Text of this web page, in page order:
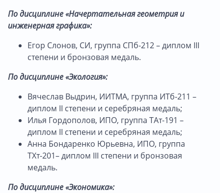
По дисциплине «Начертательная геометрия и
инженерная графика»:
Егор Слонов, СИ, группа СПб-212 – диплом III
степени и бронзовая медаль.
По дисциплине «Экология»:
Вячеслав Выдрин, ИИТМА, группа ИТб-211 –
диплом II степени и серебряная медаль;
Илья Гордополов, ИПО, группа ТАт-191 –
диплом II степени и серебряная медаль;
Анна Бондаренко Юрьевна, ИПО, группа
ТХт-201– диплом III степени и бронзовая
медаль.
По дисциплине «Экономика»: